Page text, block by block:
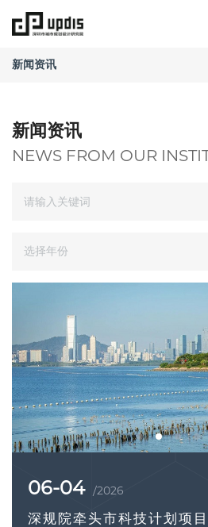
新闻资讯
新闻资讯
NEWS FROM OUR
选择年份
库—河—湾生物
最好的